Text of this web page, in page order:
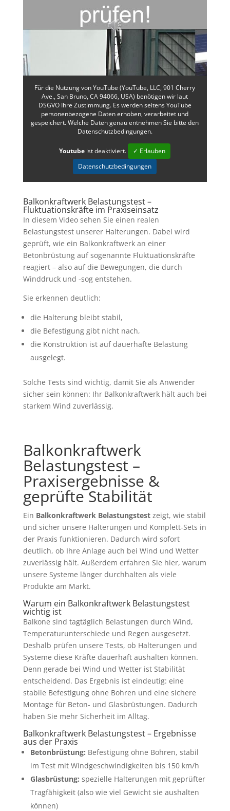
Für die Nutzung von YouTube (YouTube, LLC, 901 Cherry
Ave., San Bruno, CA 94066, USA) benötigen wir laut
DSGVO Ihre Zustimmung. Es werden seitens YouTube
personenbezogene Daten erhoben, verarbeitet und
gespeichert. Welche Daten genau entnehmen Sie bitte den
Datenschutzbedingungen.
Youtube ist deaktiviert.
✓ Erlauben
Datenschutzbedingungen
Balkonkraftwerk Belastungstest –
Fluktuationskräfte im Praxiseinsatz
In diesem Video sehen Sie einen realen
Belastungstest unserer Halterungen. Dabei wird
geprüft, wie ein Balkonkraftwerk an einer
Betonbrüstung auf sogenannte Fluktuationskräfte
reagiert – also auf die Bewegungen, die durch
Winddruck und -sog entstehen.
Sie erkennen deutlich:
die Halterung bleibt stabil,
die Befestigung gibt nicht nach,
die Konstruktion ist auf dauerhafte Belastung
ausgelegt.
Solche Tests sind wichtig, damit Sie als Anwender
sicher sein können: Ihr Balkonkraftwerk hält auch bei
starkem Wind zuverlässig.
Balkonkraftwerk
Belastungstest –
Praxisergebnisse &
geprüfte Stabilität
Ein Balkonkraftwerk Belastungstestzeigt, wie stabil
und sicher unsere Halterungen und Komplett-Sets in
der Praxis funktionieren. Dadurch wird sofort
deutlich, ob Ihre Anlage auch bei Wind und Wetter
zuverlässig hält. Außerdem erfahren Sie hier, warum
unsere Systeme länger durchhalten als viele
Produkte am Markt.
Warum ein Balkonkraftwerk Belastungstest
wichtig ist
Balkone sind tagtäglich Belastungen durch Wind,
Temperaturunterschiede und Regen ausgesetzt.
Deshalb prüfen unsere Tests, ob Halterungen und
Systeme diese Kräfte dauerhaft aushalten können.
Denn gerade bei Wind und Wetter ist Stabilität
entscheidend. Das Ergebnis ist eindeutig: eine
stabile Befestigung ohne Bohren und eine sichere
Montage für Beton- und Glasbrüstungen. Dadurch
haben Sie mehr Sicherheit im Alltag.
Balkonkraftwerk Belastungstest – Ergebnisse
aus der Praxis
Betonbrüstung: Befestigung ohne Bohren, stabil
im Test mit Windgeschwindigkeiten bis 150 km/h
Glasbrüstung: spezielle Halterungen mit geprüfter
Tragfähigkeit (also wie viel Gewicht sie aushalten
können)